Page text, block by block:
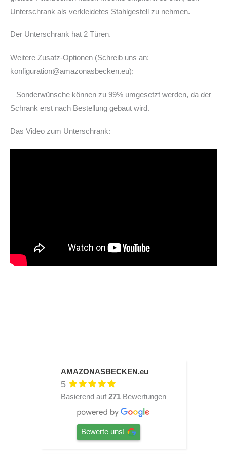
Unterschrank als verkleidetes Stahlgestell zu nehmen.
Der Unterschrank hat 2 Türen.
Weitere Zusatz-Optionen (Schreib uns an:
konfiguration@amazonasbecken.eu):
– Sonderwünsche können zu 99% umgesetzt werden, da der
Schrank erst nach Bestellung gebaut wird.
Das Video zum Unterschrank:
AMAZONASBECKEN.eu
5
Basierend auf 271 Bewertungen
Bewerte uns!